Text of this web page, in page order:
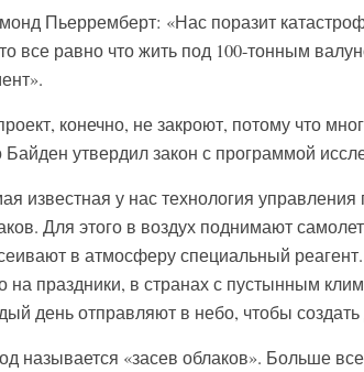
Пьерремберт: «Нас поразит
все равно что жить под 100-тонным
конечно, не закроют, потому что
утвердил закон с программой
известная у нас технология
Для этого в воздух поднимают
в атмосферу специальный
на праздники, в странах с пустынным
день отправляют в небо, чтобы
называется «засев облаков». Больше